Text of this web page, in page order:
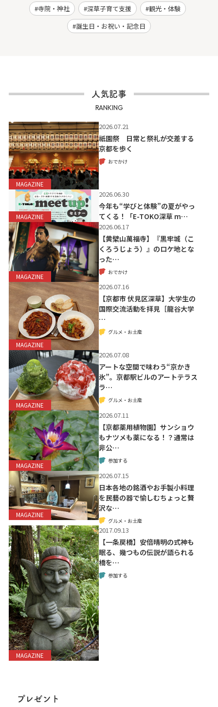
寺院・神社 深草子育て支援
観光・体験
誕生日・お祝い・記念日
人気記事
RANKING
MAGAZINE
2026.07.21
祇園祭 日常と祭礼が交差する
京都を歩く
おでかけ
MAGAZINE
2026.06.30
今年も“学びと体験”の夏がやっ
てくる！「E-TOKO深草 m…
MAGAZINE
2026.06.17
【黄檗山萬福寺】『黒牢城（こ
くろうじょう）』のロケ地とな
った…
おでかけ
MAGAZINE
2026.07.16
【京都市 伏見区深草】大学生の
国際交流活動を拝見［龍谷大学
…
グルメ・お土産
MAGAZINE
2026.07.08
アートな空間で味わう“京かき
氷”。京都駅ビルのアートテラス
ラ…
グルメ・お土産
MAGAZINE
2026.07.11
【京都薬用植物園】サンショウ
もナツメも薬になる！？通常は
非公…
参加する
MAGAZINE
2026.07.15
日本各地の銘酒やお手製小料理
を民藝の器で愉しむちょっと贅
沢な…
グルメ・お土産
MAGAZINE
2017.09.13
【一条戻橋】安倍晴明の式神も
眠る、幾つもの伝説が語られる
橋を…
参加する
プレゼント